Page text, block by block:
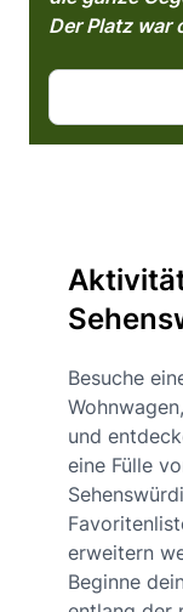
Der Platz war
Besuche
und
eine Fülle
erweitern
Beginne